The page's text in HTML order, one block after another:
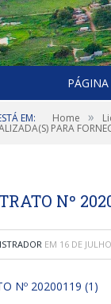
EM: Home »
PARA
Nº
EM 16 DE
Nº 20200119 (1)